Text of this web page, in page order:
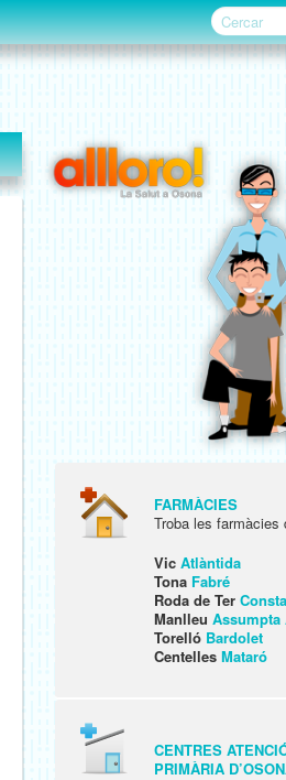
FARMÀCIES
Troba les farmàcies
Vic Atlàntida
Tona Fabré
Roda de Ter
Manlleu Assumpta
Torelló Bardolet
Centelles Mataró
CENTRES
PRIMÀRIA